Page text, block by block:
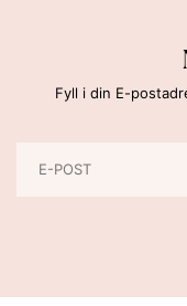
Fyll i din E-